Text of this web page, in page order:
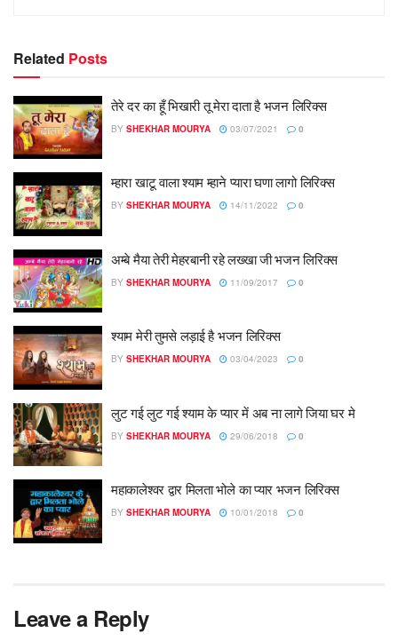
Related Posts
तेरे दर का हूँ भिखारी तू मेरा दाता है भजन लिरिक्स
BY SHEKHAR MOURYA 03/07/2021 0
म्हारा खाटू वाला श्याम म्हाने प्यारा घणा लागो लिरिक्स
BY SHEKHAR MOURYA 14/11/2022 0
अम्बे मैया तेरी मेहरबानी रहे लख्खा जी भजन लिरिक्स
BY SHEKHAR MOURYA 11/09/2017 0
श्याम मेरी तुमसे लड़ाई है भजन लिरिक्स
BY SHEKHAR MOURYA 03/04/2023 0
लुट गई लुट गई श्याम के प्यार में ​अब ना लागे जिया घर मे
BY SHEKHAR MOURYA 29/06/2018 0
महाकालेश्वर द्वार मिलता भोले का प्यार भजन लिरिक्स
BY SHEKHAR MOURYA 10/01/2018 0
Leave a Reply